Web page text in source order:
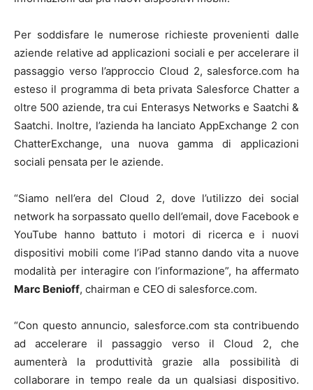
Per soddisfare le numerose richieste provenienti dalle
aziende relative ad applicazioni sociali e per accelerare il
passaggio verso l’approccio Cloud 2, salesforce.com ha
esteso il programma di beta privata Salesforce Chatter a
oltre 500 aziende, tra cui Enterasys Networks e Saatchi &
Saatchi. Inoltre, l’azienda ha lanciato AppExchange 2 con
ChatterExchange, una nuova gamma di applicazioni
sociali pensata per le aziende.
“Siamo nell’era del Cloud 2, dove l’utilizzo dei social
network ha sorpassato quello dell’email, dove Facebook e
YouTube hanno battuto i motori di ricerca e i nuovi
dispositivi mobili come l’iPad stanno dando vita a nuove
modalità per interagire con l’informazione”, ha affermato
Marc Benioff, chairman e CEO di salesforce.com.
“Con questo annuncio, salesforce.com sta contribuendo
ad accelerare il passaggio verso il Cloud 2, che
aumenterà la produttività grazie alla possibilità di
collaborare in tempo reale da un qualsiasi dispositivo.